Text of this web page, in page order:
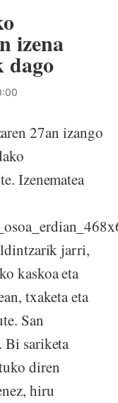
izena
dago
27an izango
Izenematea
jarri,
kaskoa eta
txaketa eta
San
Bi sariketa
diren
hiru